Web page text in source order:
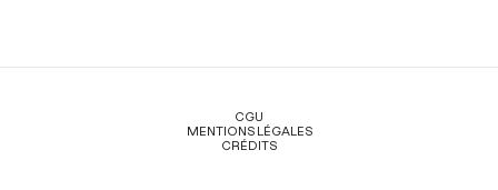
Légal
CGU
MENTIONS LÉGALES
CRÉDITS